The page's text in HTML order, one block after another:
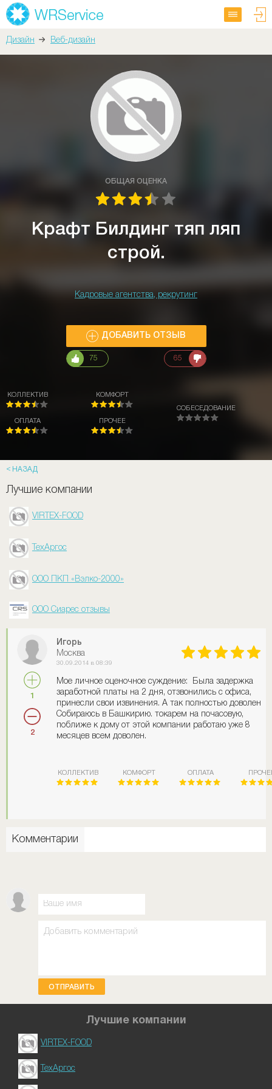
Дизайн Веб-дизайн
ОБЩАЯ ОЦЕНКА
Крафт Билдинг тяп ляп
строй.
Кадровые агентства, рекрутинг
ДОБАВИТЬ ОТЗЫВ
75 65
КОЛЛЕКТИВ
ОПЛАТА
КОМФОРТ
ПРОЧЕЕ
СОБЕСЕДОВАНИЕ
НАЗАД
Лучшие компании
VIRTEX-FOOD
ТехАргос
ООО ПКП «Вэлко-2000»
ООО Сиарес отзывы
1
2
Игорь
Москва
30.09.2014 в 08:39
Мое личное оценочное суждение: Была задержка
заработной платы на 2 дня, отзвонились с офиса,
принесли свои извинения. А так полностью доволен
Собираюсь в Башкирию. токарем на почасовую,
поближе к дому от этой компании работаю уже 8
месяцев всем доволен.
КОЛЛЕКТИВ КОМФОРТ ОПЛАТА
Комментарии
ОТПРАВИТЬ
Лучшие компании
VIRTEX-FOOD
ТехАргос